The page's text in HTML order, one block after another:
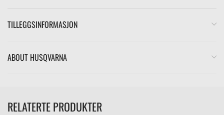
TILLEGGSINFORMASJON
ABOUT HUSQVARNA
RELATERTE PRODUKTER